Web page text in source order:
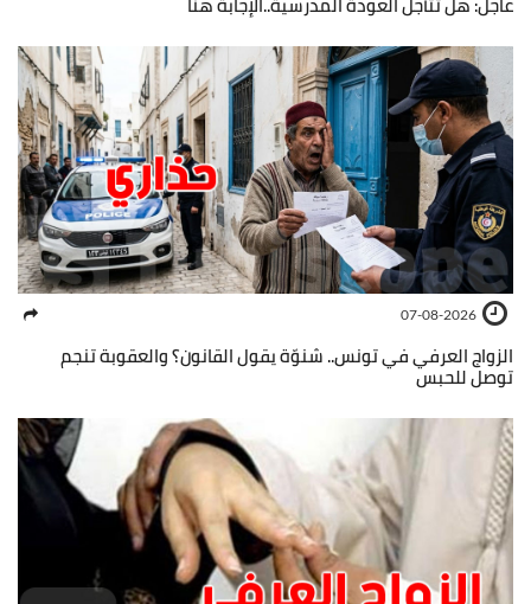
07-08-2026
الزواج العرفي في تونس.. شنوّة يقول القانون؟ والعقوبة تنجم
توصل للحبس